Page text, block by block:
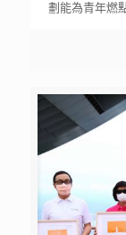
劃能為青年燃